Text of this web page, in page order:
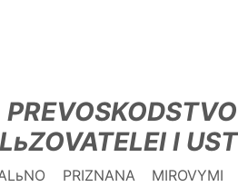
I
PRIZNANA MIROVYMI